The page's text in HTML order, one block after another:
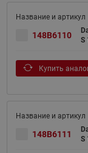
148B6110
S
Купить
148B6111
S